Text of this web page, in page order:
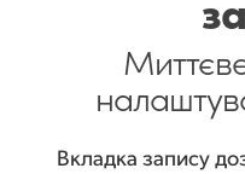
Вкладка запису